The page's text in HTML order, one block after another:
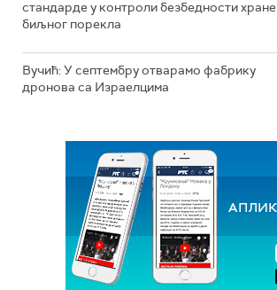
стандарде у контроли безбедности хране
биљног порекла
Вучић: У септембру отварамо фабрику
дронова са Израелцима